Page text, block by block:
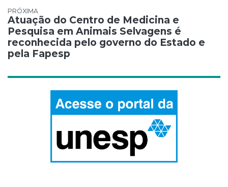
Atuação do Centro de Medicina e
Pesquisa em Animais Selvagens é
reconhecida pelo governo do Estado e
pela Fapesp